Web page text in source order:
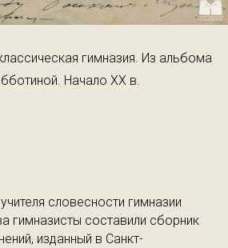
гимназия. Из альбома
Начало ХХ в.
словесности гимназии
гимназисты составили сборник
изданный в Санкт-